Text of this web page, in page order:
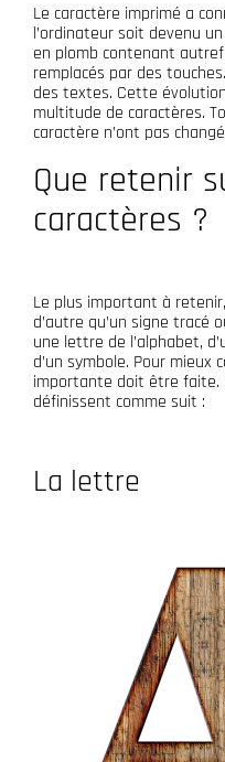
Le caractère imprimé a
l’ordinateur soit devenu
en plomb contenant
remplacés par des
des textes. Cette
multitude de caractères.
caractère n’ont pas
Que retenir
caractères ?
Le plus important à
d’autre qu’un signe tracé
une lettre de l’alphabet,
d’un symbole. Pour mieux
importante doit être faite.
définissent comme suit :
La lettre